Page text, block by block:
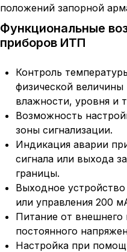
положений запорной
Функциональные
приборов ИТП
Контроль
физической величины
влажности, уровня и
Возможность
зоны сигнализации.
Индикация аварии
сигнала или выхода
границы.
Выходное
или управления 200
Питание от внешнего
постоянного
Настройка при